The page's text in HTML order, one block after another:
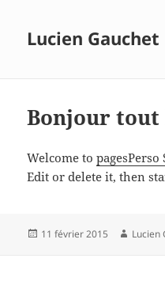
Lucien Gauchet
Bonjour tout
Welcome topagesPerso
Edit or delete it, then
Publié
11 février 2015 Auteur
Lucien